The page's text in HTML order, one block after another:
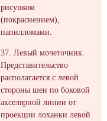
рисунком
(покраснением),
папилломами.
37. Левый мочеточник.
Представительство
располагается с левой
стороны шеи по боковой
акселярной линии от
проекции лоханки левой